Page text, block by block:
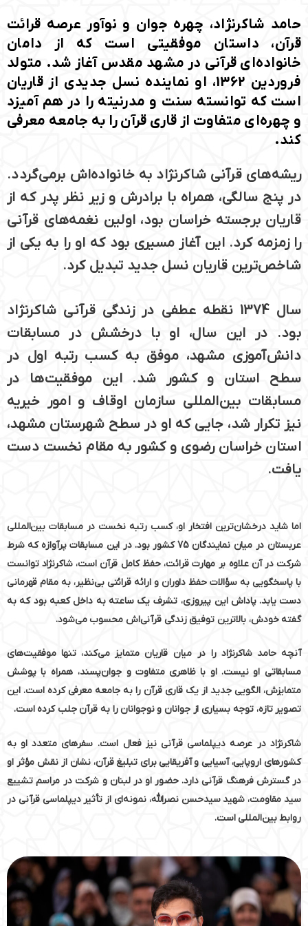
حامد شاکرنژاد، چهره جوان و نوآور عرصه قرائت
قرآن، داستان موفقیتی است که از دامان
خانواده‌ای قرآنی در مشهد مقدس آغاز شد. متولد
فروردین 1362، او نماینده نسل جدیدی از قاریان
است که توانسته سنت و مدرنیته را در هم آمیزد
و چهره‌ای متفاوت از قاری قرآن را به جامعه معرفی
کند.
ریشه‌های قرآنی شاکرنژاد به خانواده‌اش برمی‌گردد.
در پنج سالگی، همراه با برادرش و زیر نظر پدر که از
قاریان برجسته خراسان بود، اولین نغمه‌های قرآنی
را زمزمه کرد. این آغاز مسیری بود که او را به یکی از
شاخص‌ترین قاریان نسل جدید تبدیل کرد.
سال 1374 نقطه عطفی در زندگی قرآنی شاکرنژاد
بود. در این سال، او با درخشش در مسابقات
دانش‌آموزی مشهد، موفق به کسب رتبه اول در
سطح استان و کشور شد. این موفقیت‌ها در
مسابقات بین‌المللی سازمان اوقاف و امور خیریه
نیز تکرار شد، جایی که او در سطح شهرستان مشهد،
استان خراسان رضوی و کشور به مقام نخست دست
یافت.
اما شاید درخشان‌ترین افتخار او، کسب رتبه نخست در مسابقات بین‌المللی
عربستان در میان نمایندگان 75 کشور بود. در این مسابقات پرآوازه که شرط
شرکت در آن علاوه بر مهارت قرائت، حفظ کامل قرآن است، شاکرنژاد توانست
با پاسخگویی به سؤالات حفظ داوران و ارائه قرائتی بی‌نظیر، به مقام قهرمانی
دست یابد. پاداش این پیروزی، تشرف یک ساعته به داخل کعبه بود که به
گفته خودش، بالاترین توفیق زندگی قرآنی‌اش محسوب می‌شود.
آنچه حامد شاکرنژاد را در میان قاریان متمایز می‌کند، تنها موفقیت‌های
مسابقاتی او نیست. او با ظاهری متفاوت و جوان‌پسند، همراه با پوشش
متمایزش، الگویی جدید از یک قاری قرآن را به جامعه معرفی کرده است. این
تصویر تازه، توجه بسیاری از جوانان و نوجوانان را به قرآن جلب کرده است.
شاکرنژاد در عرصه دیپلماسی قرآنی نیز فعال است. سفرهای متعدد او به
کشورهای اروپایی، آسیایی و آفریقایی برای تبلیغ قرآن، نشان از نقش مؤثر او
در گسترش فرهنگ قرآنی دارد. حضور او در لبنان و شرکت در مراسم تشییع
سید مقاومت، شهید سیدحسن نصرالله، نمونه‌ای از تأثیر دیپلماسی قرآنی در
روابط بین‌المللی است.